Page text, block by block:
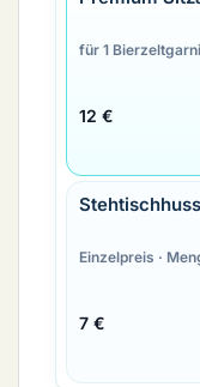
für 1
12 €
Einzelpreis ·
7 €